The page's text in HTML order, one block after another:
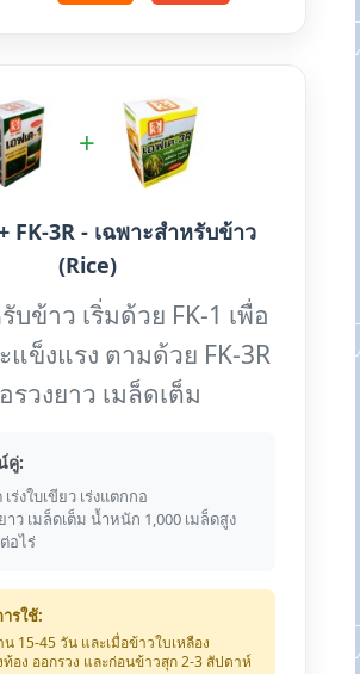
+
FK-3R - เฉพาะสำหรับข้าว
(Rice)
ข้าว เริ่มด้วย FK-1 เพื่อ
แข็งแรง ตามด้วย FK-3R
รวงยาว เมล็ดเต็ม
คู่:
เร่งใบเขียว เร่งแตกกอ
ยาว เมล็ดเต็ม น้ำหนัก 1,000 เมล็ดสูง
อไร่
ารใช้:
น 15-45 วัน และเมื่อข้าวใบเหลือง
ท้อง ออกรวง และก่อนข้าวสุก 2-3 สัปดาห์